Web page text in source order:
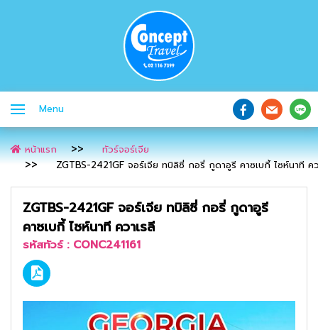
Menu
หน้าแรก
ทัวร์จอร์เจีย
ZGTBS-2421GF จอร์เจีย ทบิลิซี่ กอรี่ กูดาอูรี คาซเบกี้ ไซห์นาที ค
ZGTBS-2421GF จอร์เจีย ทบิลิซี่ กอรี่ กูดาอูรี
คาซเบกี้ ไซห์นาที ควาเรลี
รหัสทัวร์ : CONC241161